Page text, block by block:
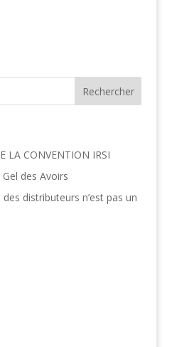
LA CONVENTION IRSI
des Avoirs
distributeurs n’est pas un